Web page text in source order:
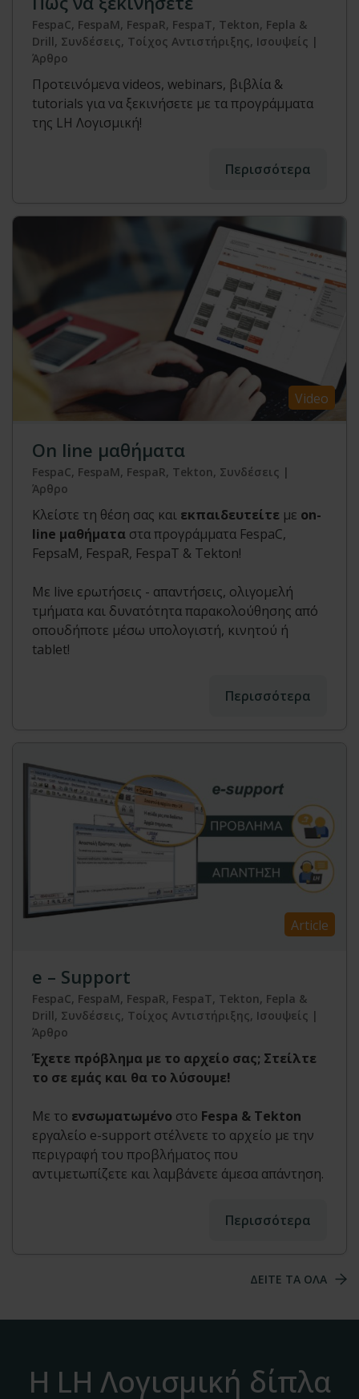
FespaC, FespaM, FespaR, FespaT, Tekton, Fepla &
Drill, Συνδέσεις, Τοίχος Αντιστήριξης, Ισουψείς |
Άρθρο
Προτεινόμενα videos, webinars, βιβλία &
tutorials για να ξεκινήσετε με τα προγράμματα
της LH Λογισμική!
Περισσότερα
Video
On line μαθήματα
FespaC, FespaM, FespaR, Tekton, Συνδέσεις |
Άρθρο
Κλείστε τη θέση σας και εκπαιδευτείτε με on-
line μαθήματα στα προγράμματα FespaC,
FepsaM, FespaR, FespaT & Tekton!
Με live ερωτήσεις - απαντήσεις, oλιγομελή
τμήματα και δυνατότητα παρακολούθησης από
οπουδήποτε μέσω υπολογιστή, κινητού ή
tablet!
Περισσότερα
Article
e – Support
FespaC, FespaM, FespaR, FespaT, Tekton, Fepla &
Drill, Συνδέσεις, Τοίχος Αντιστήριξης, Ισουψείς |
Άρθρο
Έχετε πρόβλημα με το αρχείο σας; Στείλτε
το σε εμάς και θα το λύσουμε!
Με το ενσωματωμένο στο Fespa & Tekton
εργαλείο e-support στέλνετε το αρχείο με την
περιγραφή του προβλήματος που
αντιμετωπίζετε και λαμβάνετε άμεσα απάντηση.
Περισσότερα
ΔΕΙΤΕ ΤΑ ΟΛΑ
Η LH Λογισμική δίπλα